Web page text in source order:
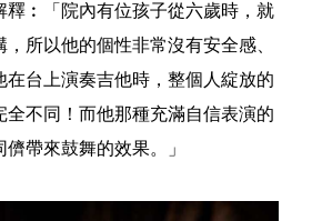
釋︰「院內有位孩子從六歲時，就
所以他的個性非常沒有安全感、
在台上演奏吉他時，整個人綻放的
全不同！而他那種充滿自信表演的
帶來鼓舞的效果。」